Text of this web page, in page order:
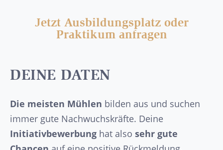
Jetzt Ausbildungsplatz oder
Praktikum anfragen
DEINE DATEN
Die meisten Mühlen bilden aus und suchen
immer gute Nachwuchskräfte. Deine
Initiativbewerbung hat also sehr gute